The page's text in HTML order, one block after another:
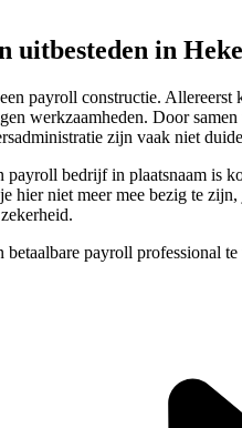
uitbesteden in
payroll constructie.
werkzaamheden. Door
zijn vaak niet
bedrijf in plaatsnaam is
hier niet meer mee bezig te
betaalbare payroll professional